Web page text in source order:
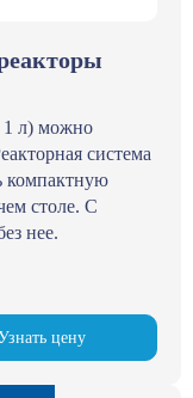
1 л) можно
система
компактную
столе. С
нее.
цену